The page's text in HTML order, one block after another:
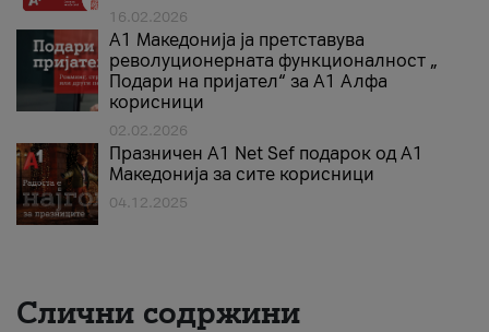
16.02.2026
А1 Македонија ја претставува
револуционерната функционалност „
Подари на пријател“ за А1 Алфа
корисници
02.02.2026
Празничен A1 Net Sеf подарок од А1
Македонија за сите корисници
04.12.2025
Слични содржини